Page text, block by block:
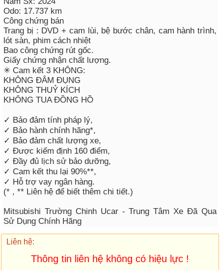
Odo: 17.737 km
Công chứng bán
Trang bị : DVD + cam lùi, bệ bước chân, cam hành trình,
lót sàn, phim cách nhiệt
Bao công chứng rút gốc.
Giấy chứng nhận chất lượng.
✳ Cam kết 3 KHÔNG:
KHÔNG ĐÂM ĐỤNG
KHÔNG THUỶ KÍCH
KHÔNG TUA ĐỒNG HỒ
✓ Bảo đảm tính pháp lý,
✓ Bảo hành chính hãng*,
✓ Bảo đảm chất lượng xe,
✓ Được kiểm định 160 điểm,
✓ Đầy đủ lịch sử bảo dưỡng,
✓ Cam kết thu lại 90%**,
✓ Hỗ trợ vay ngân hàng.
(* , ** Liên hệ để biết thêm chi tiết.)
Mitsubishi Trường Chinh Ucar - Trung Tâm Xe Đã Qua
Sử Dụng Chính Hãng
Liên hệ:
Thông tin liên hệ không có hiệu lực !